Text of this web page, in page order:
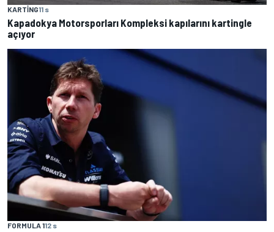
KARTING11 s
Kapadokya Motorsporları Kompleksi kapılarını kartingle
açıyor
FORMULA 112 s